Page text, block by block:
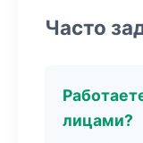
Часто
лицами?